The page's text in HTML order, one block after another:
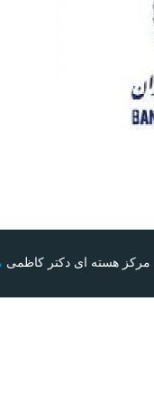
مرکز هسته ای دکتر کاظمی